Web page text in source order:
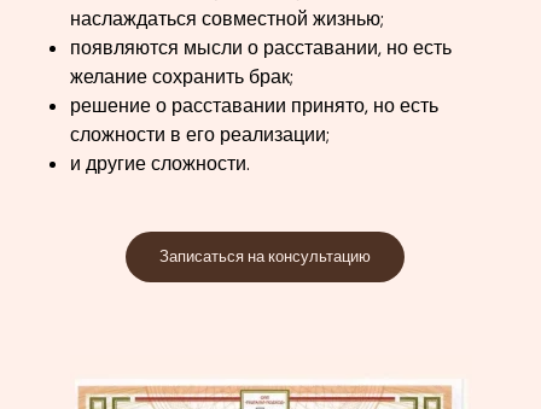
наслаждаться совместной жизнью;
появляются мысли о расставании, но есть
желание сохранить брак;
решение о расставании принято, но есть
сложности в его реализации;
и другие сложности.
Записаться на консультацию